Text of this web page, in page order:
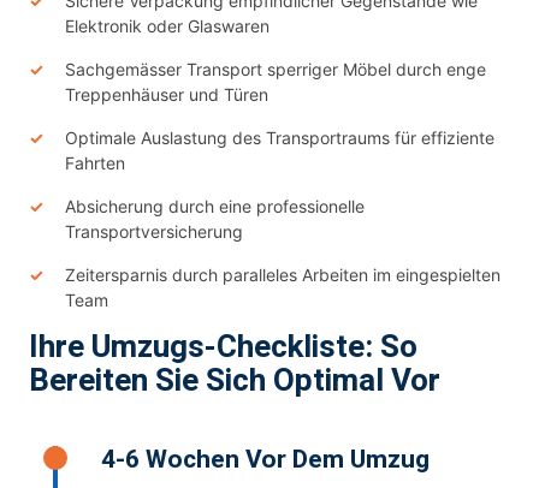
Elektronik oder Glaswaren
Sachgemässer Transport sperriger Möbel durch enge
Treppenhäuser und Türen
Optimale Auslastung des Transportraums für effiziente
Fahrten
Absicherung durch eine professionelle
Transportversicherung
Zeitersparnis durch paralleles Arbeiten im eingespielten
Team
Ihre Umzugs-Checkliste: So
Bereiten Sie Sich Optimal Vor
4-6 Wochen Vor Dem Umzug